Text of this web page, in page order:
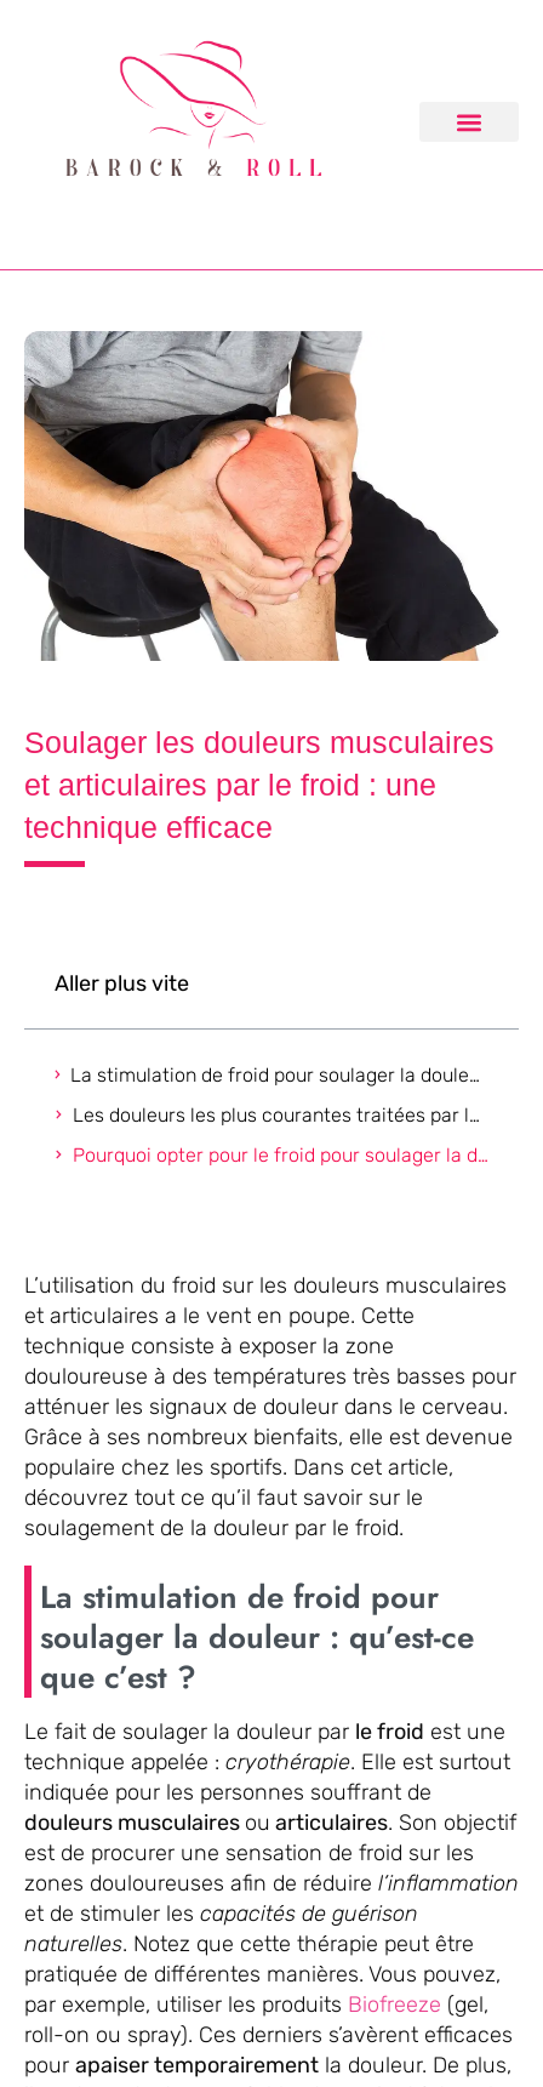
Soulager les douleurs musculaires
et articulaires par le froid : une
technique efficace
Aller plus vite
La stimulation de froid pour soulager la douleur : qu’est-ce que c’est ?
Les douleurs les plus courantes traitées par le froid
Pourquoi opter pour le froid pour soulager la douleur ?
L’utilisation du froid sur les douleurs musculaires
et articulaires a le vent en poupe. Cette
technique consiste à exposer la zone
douloureuse à des températures très basses pour
atténuer les signaux de douleur dans le cerveau.
Grâce à ses nombreux bienfaits, elle est devenue
populaire chez les sportifs. Dans cet article,
découvrez tout ce qu’il faut savoir sur le
soulagement de la douleur par le froid.
La stimulation de froid pour
soulager la douleur : qu’est-ce
que c’est ?
Le fait de soulager la douleur par le froid est une
technique appelée : cryothérapie. Elle est surtout
indiquée pour les personnes souffrant de
douleurs musculaires ou articulaires. Son objectif
est de procurer une sensation de froid sur les
zones douloureuses afin de réduire l’inflammation
et de stimuler les capacités de guérison
naturelles. Notez que cette thérapie peut être
pratiquée de différentes manières. Vous pouvez,
par exemple, utiliser les produits Biofreeze (gel,
roll-on ou spray). Ces derniers s’avèrent efficaces
pour apaiser temporairement la douleur. De plus,